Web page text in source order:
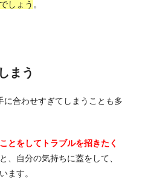
しょう 。
まう
合わせすぎてしまうことも多
とをしてトラブルを招きたく
、自分の気持ちに蓋をして、
ます。